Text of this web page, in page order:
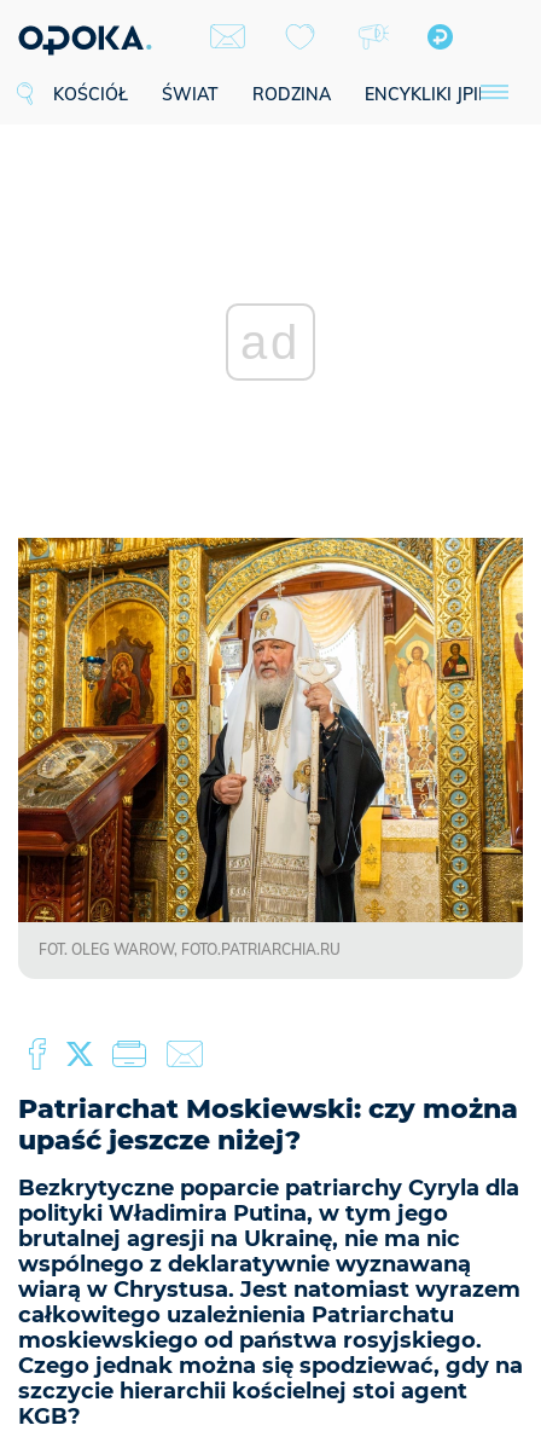
KOŚCIÓŁ ŚWIAT RODZINA ENCYKLIKI JPII
ad
FOT. OLEG WAROW, FOTO.PATRIARCHIA.RU
Patriarchat Moskiewski: czy można
upaść jeszcze niżej?
Bezkrytyczne poparcie patriarchy Cyryla dla
polityki Władimira Putina, w tym jego
brutalnej agresji na Ukrainę, nie ma nic
wspólnego z deklaratywnie wyznawaną
wiarą w Chrystusa. Jest natomiast wyrazem
całkowitego uzależnienia Patriarchatu
moskiewskiego od państwa rosyjskiego.
Czego jednak można się spodziewać, gdy na
szczycie hierarchii kościelnej stoi agent
KGB?